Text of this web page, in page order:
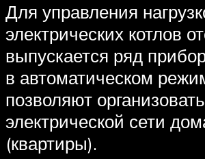
Для управления
электрических котлов
выпускается ряд
в автоматическом
позволяют
электрической сети
(квартиры).